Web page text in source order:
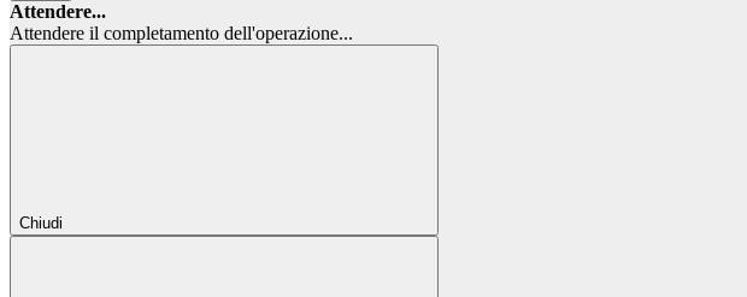
Attendere...
Attendere il completamento dell'operazione...
Chiudi